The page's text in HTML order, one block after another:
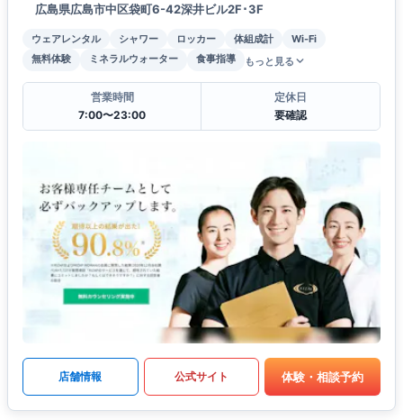
広島県広島市中区袋町6-42深井ビル2F･3F
ウェアレンタル シャワー ロッカー 体組成計
Wi-Fi
無料体験
ミネラルウォーター 食事指導 もっと見る
営業時間
7:00〜23:00
定休日
要確認
店舗情報 公式サイト 体験・相談予約